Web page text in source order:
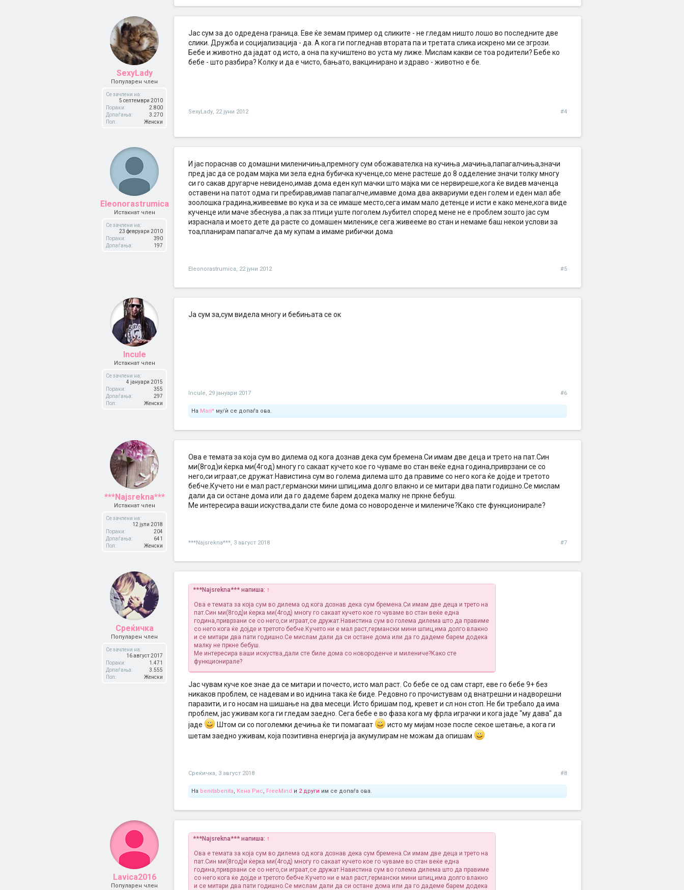
SexyLady
Популарен член
Се зачлени на:
5 септември 2010
Пораки:
2.800
Допаѓања:
3.270
Пол:
Женски
Јас сум за до одредена граница. Еве ќе земам пример од сликите - не гледам ништо лошо во последните две
слики. Дружба и социјализација - да. А кога ги погледнав втората па и третата слика искрено ми се згрози.
Бебе и животно да јадат од исто, а она па кучиштено во уста му лиже. Мислам какви се тоа родители? Бебе ко
бебе - што разбира? Колку и да е чисто, бањато, вакцинирано и здраво - животно е бе.
SexyLady, 22 јуни 2012 #4
Eleonorastrumica
Истакнат член
Се зачлени на:
23 февруари 2010
Пораки:
390
Допаѓања:
197
И јас пораснав со домашни миленичиња,премногу сум обожавателка на кучиња ,мачиња,папагалчиња,значи
пред јас да се родам мајка ми зела една бубичка кученце,со мене растеше до 8 одделение значи толку многу
си го сакав другарче невидено,имав дома еден куп мачки што мајка ми се нервиреше,кога ќе видев маченца
оставени на патот одма ги пребирав,имав папагалче,имавме дома два аквариуми еден голем и еден мал абе
зоолошка градина,живеевме во кука и за се имаше место,сега имам мало детенце и исти е како мене,кога виде
кученце или маче збеснува ,а пак за птици уште поголем љубител според мене не е проблем зошто јас сум
израснала и моето дете да расте со домашен миленик,е сега живееме во стан и немаме баш некои услови за
тоа,планирам папагалче да му купам а имаме рибички дома
Eleonorastrumica, 22 јуни 2012 #5
Incule
Истакнат член
Се зачлени на:
4 јануари 2015
Пораки:
355
Допаѓања:
297
Пол:
Женски
Ја сум за,сум видела многу и бебињата се ок
Incule, 29 јануари 2017 #6
На Mari* му/ѝ се допаѓа ова.
***Najsrekna***
Истакнат член
Се зачлени на:
12 јули 2018
Пораки:
204
Допаѓања:
641
Пол:
Женски
Ова е темата за која сум во дилема од кога дознав дека сум бремена.Си имам две деца и трето на пат.Син
ми(8год)и ќерка ми(4год) многу го сакаат кучето кое го чуваме во стан веќе една година,приврзани се со
него,си играат,се дружат.Навистина сум во голема дилема што да правиме со него кога ќе дојде и третото
бебче.Кучето ни е мал раст,германски мини шпиц,има долго влакно и се митари два пати годишно.Се мислам
дали да си остане дома или да го дадеме барем додека малку не пркне бебуш.
Ме интересира ваши искуства,дали сте биле дома со новороденче и милениче?Како сте функционирале?
***Najsrekna***, 3 август 2018 #7
Среќичка
Популарен член
Се зачлени на:
16 август 2017
Пораки:
1.471
Допаѓања:
3.555
Пол:
Женски
***Najsrekna*** напиша: ↑
Ова е темата за која сум во дилема од кога дознав дека сум бремена.Си имам две деца и трето на
пат.Син ми(8год)и ќерка ми(4год) многу го сакаат кучето кое го чуваме во стан веќе една
година,приврзани се со него,си играат,се дружат.Навистина сум во голема дилема што да правиме
со него кога ќе дојде и третото бебче.Кучето ни е мал раст,германски мини шпиц,има долго влакно
и се митари два пати годишно.Се мислам дали да си остане дома или да го дадеме барем додека
малку не пркне бебуш.
Ме интересира ваши искуства,дали сте биле дома со новороденче и милениче?Како сте
функционирале?
Јас чувам куче кое знае да се митари и почесто, исто мал раст. Со бебе се од сам старт, еве го бебе 9+ без
никаков проблем, се надевам и во иднина така ќе биде. Редовно го прочистувам од внатрешни и надворешни
паразити, и го носам на шишање на два месеци. Исто бришам под, кревет и сл нон стоп. Не би требало да има
проблем, јас уживам кога ги гледам заедно. Сега бебе е во фаза кога му фрла играчки и кога јаде "му дава" да
јаде
Штом си со поголемки дечиња ќе ти помагаат
исто му мијам нозе после секое шетање, а кога ги
шетам заедно уживам, која позитивна енергија ја акумулирам не можам да опишам
Среќичка, 3 август 2018 #8
На benitabenita, Кена Рис, FreeMind и 2 други им се допаѓа ова.
Lavica2016
Популарен член
***Najsrekna*** напиша: ↑
Ова е темата за која сум во дилема од кога дознав дека сум бремена.Си имам две деца и трето на
пат.Син ми(8год)и ќерка ми(4год) многу го сакаат кучето кое го чуваме во стан веќе една
година,приврзани се со него,си играат,се дружат.Навистина сум во голема дилема што да правиме
со него кога ќе дојде и третото бебче.Кучето ни е мал раст,германски мини шпиц,има долго влакно
и се митари два пати годишно.Се мислам дали да си остане дома или да го дадеме барем додека